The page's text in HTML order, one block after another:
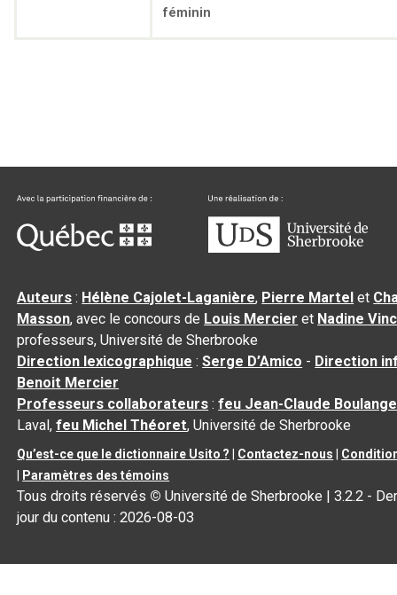
féminin
Auteurs : Hélène Cajolet-Laganière, Pierre Martel et
Masson, avec le concours de Louis Mercier et Nadine
professeurs, Université de Sherbrooke
Direction lexicographique :Serge D’Amico - Direction
Benoit Mercier
Professeurs collaborateurs :feu Jean-Claude
Laval,feu Michel Théoret, Université de Sherbrooke
Qu’est-ce que le dictionnaire Usito ? Contactez-nous
Paramètres des témoins
Tous droits réservés © Université de Sherbrooke |3.2.2 -
jour du contenu :2026-08-03